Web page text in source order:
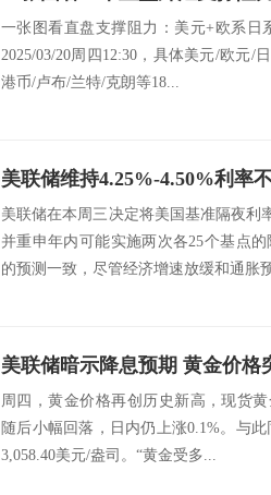
一张图看直盘支撑阻力：美元+欧系日
2025/03/20周四12:30，具体美元/欧元/
港币/卢布/兰特/克朗等18...
美联储在本周三决定将美国基准隔夜利
并重申年内可能实施两次各25个基点
的预测一致，尽管经济增速放缓和通胀
美联储暗示降息预期 黄金价格
周四，黄金价格再创历史新高，现货
随后小幅回落，日内仍上涨0.1%。与
3,058.40美元/盎司。“黄金受多...